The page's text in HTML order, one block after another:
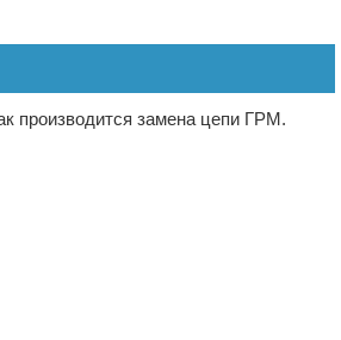
производится замена цепи ГРМ.